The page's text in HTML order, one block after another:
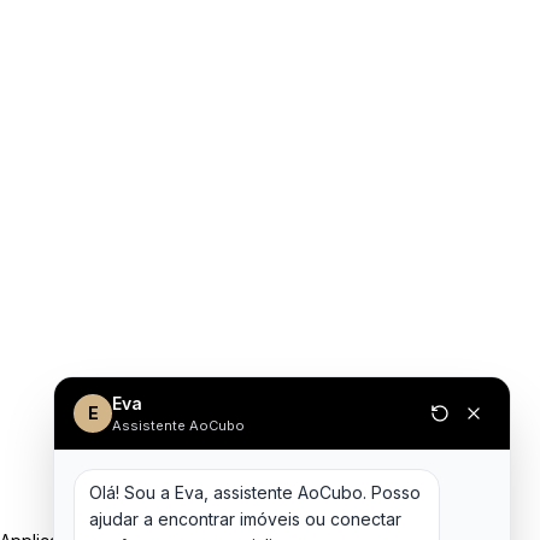
E Eva
Assistente AoCubo
Olá! Sou a Eva, assistente AoCubo. Posso
ajudar a encontrar imóveis ou conectar